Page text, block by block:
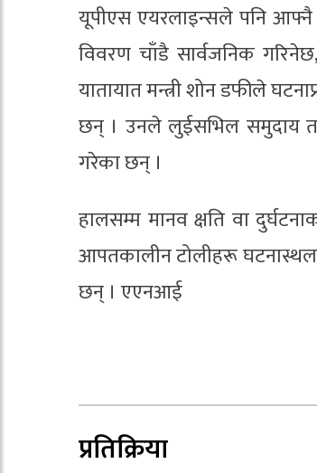
यूपीएस एयरलाइन्सले पनि आफ्नै
विवरण चाँडै सार्वजनिक
यातायात मन्त्री शोन डफीले
छन् । उनले लुईसभिल समुदाय
गरेका छन् ।
हालसम्म मानव क्षति वा
आपतकालीन टोलीहरू
छन् । एएनआई
प्रतिक्रिया